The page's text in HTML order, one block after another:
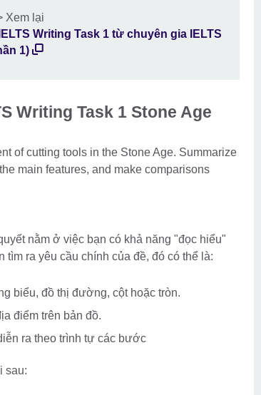
Xem lại
Writing Task 1 từ chuyên gia IELTS
1)
Writing Task 1 Stone Age
of cutting tools in the Stone Age. Summarize
main features, and make comparisons
nằm ở việc bạn có khả năng "đọc hiểu"
tìm ra yêu cầu chính của đề, đó có thể là:
biểu, đồ thị đường, cột hoặc tròn.
điểm trên bản đồ.
ra theo trình tự các bước
sau: